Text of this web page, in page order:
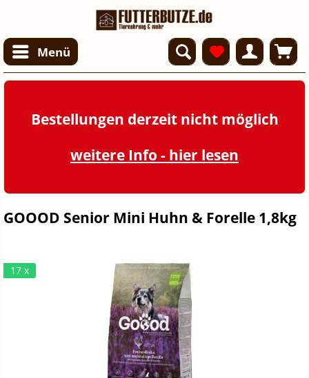
Menü
Bestellungen derzeit nicht möglich
weitere Info - hier lesen
GOOOD Senior Mini Huhn & Forelle 1,8kg
17 x